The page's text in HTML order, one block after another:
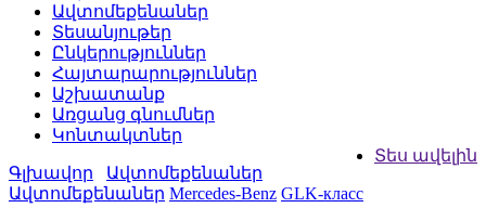
Ավտոմեքենաներ
Տեսանյութեր
Ընկերություններ
Հայտարարություններ
Աշխատանք
Առցանց գնումներ
Կոնտակտներ
Տես ավելին
Գլխավոր
Ավտոմեքենաներ
Ավտոմեքենաներ Mercedes-Benz GLK-класс